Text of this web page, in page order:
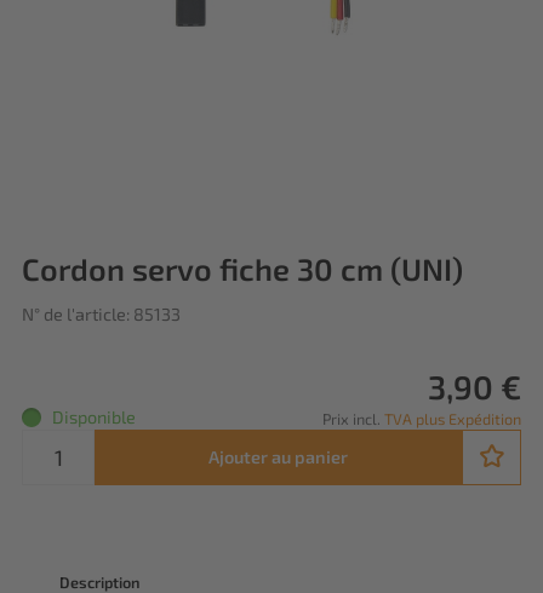
Cordon servo fiche 30 cm (UNI)
N° de l'article: 85133
3,90 €
Prix incl. TVA plus Expédition
Disponible
Ajouter au panier
Description